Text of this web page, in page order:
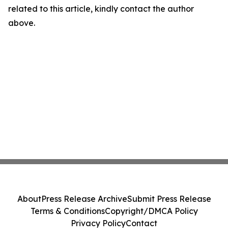
related to this article, kindly contact the author
above.
AboutPress Release ArchiveSubmit Press Release
Terms & ConditionsCopyright/DMCA Policy
Privacy PolicyContact